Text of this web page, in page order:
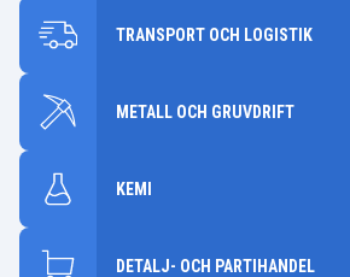
TRANSPORT OCH LOGISTIK
METALL OCH GRUVDRIFT
KEMI
DETALJ- OCH PARTIHANDEL